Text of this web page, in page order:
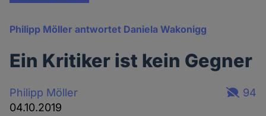
Philipp Möller antwortet Daniela Wakonigg
Ein Kritiker ist kein Gegner
Philipp Möller
04.10.2019
94